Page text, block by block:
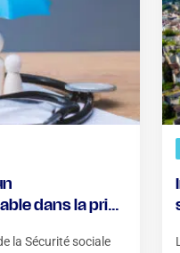
dans la prise
la Sécurité sociale